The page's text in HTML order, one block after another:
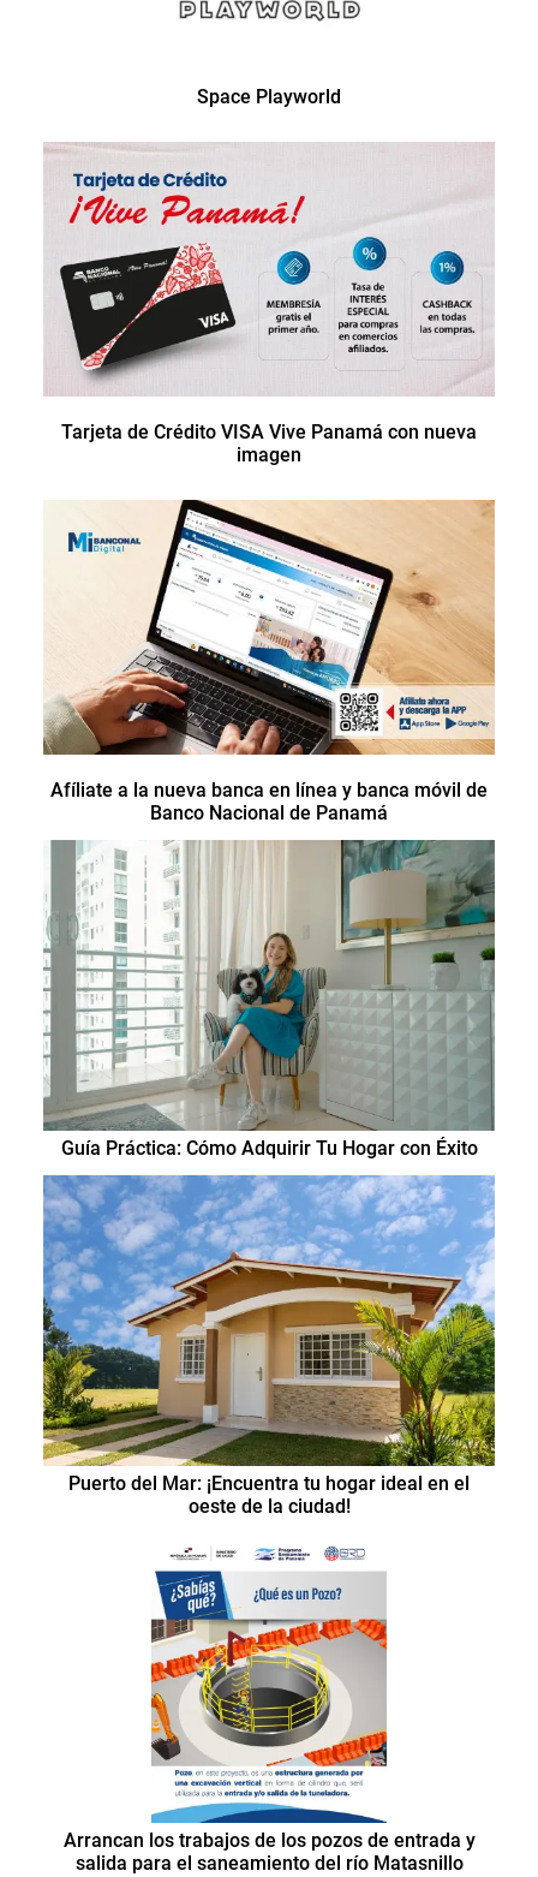
Space Playworld
Tarjeta de Crédito VISA Vive Panamá con nueva
imagen
Afíliate a la nueva banca en línea y banca móvil de
Banco Nacional de Panamá
Guía Práctica: Cómo Adquirir Tu Hogar con Éxito
Puerto del Mar: ¡Encuentra tu hogar ideal en el
oeste de la ciudad!
Arrancan los trabajos de los pozos de entrada y
salida para el saneamiento del río Matasnillo